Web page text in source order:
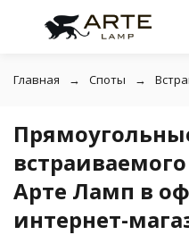
Главная Споты
Арте Ламп в
интернет-